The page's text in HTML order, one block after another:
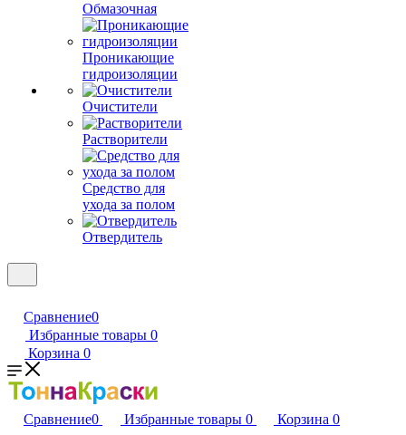
Обмазочная
Проникающие
гидроизоляции
Очистители
Растворители
Средство для
ухода за полом
Отвердитель
Сравнение0
Избранные товары 0
Корзина 0
Сравнение0 Избранные товары 0 Корзина 0